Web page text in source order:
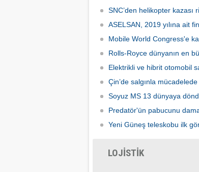
Servis Sistemler Fuarı VENDEX
SNC’den helikopter kazası
ASELSAN, 2019 yılına ait
Mobile World Congress'e
Rolls-Royce dünyanın en
Elektrikli ve hibrit otomobil
Çin’de salgınla
Soyuz MS 13 dünyaya
Predatör'ün pabucunu
Yeni Güneş teleskobu ilk
LOJİSTİK